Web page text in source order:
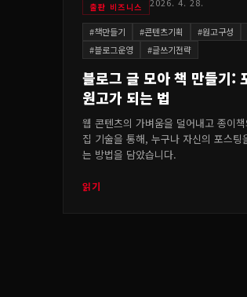
출판 비즈니스
#책만들기 #콘텐츠기획 #원고구성
#블로그운영 #글쓰기전략
블로그 글 모아 책 만들기:
원고가 되는 법
웹 콘텐츠의 가벼움을 덜어내고 종이
집 기술을 통해, 누구나 자신의 포스팅
는 방법을 담았습니다.
읽기